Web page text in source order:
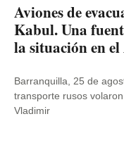
Aviones de
Kabul. Una
la situación en
Barranquilla, 25 de
transporte rusos
Vladimir